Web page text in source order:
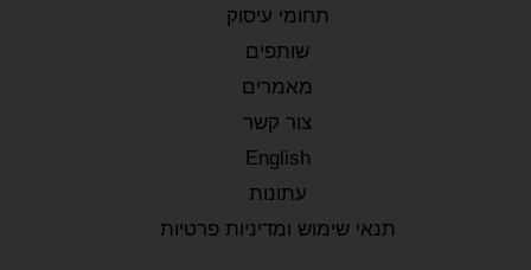
תחומי עיסוק
שותפים
מאמרים
צור קשר
English
עתונות
תנאי שימוש ומדיניות פרטיות